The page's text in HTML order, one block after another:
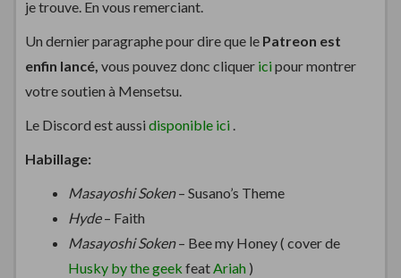
je trouve. En vous remerciant.
Un dernier paragraphe pour dire que le Patreon est
enfin lancé, vous pouvez donc cliquer icipour montrer
votre soutien à Mensetsu.
Le Discord est aussi disponible ici
Habillage:
Masayoshi Soken– Susano’s Theme
Hyde– Faith
Masayoshi Soken– Bee my Honey ( cover de
Husky by the geek feat Ariah )